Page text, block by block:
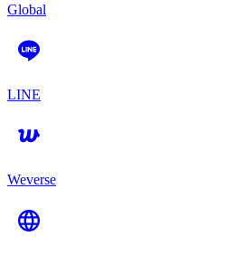
Global
LINE
Weverse